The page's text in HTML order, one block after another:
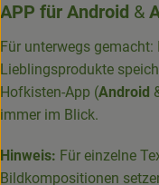
APP für Android &
Für unterwegs
Lieblingsprodukte
Hofkisten-App (Android
immer im Blick.
Hinweis: Für einzelne
Bildkompositionen